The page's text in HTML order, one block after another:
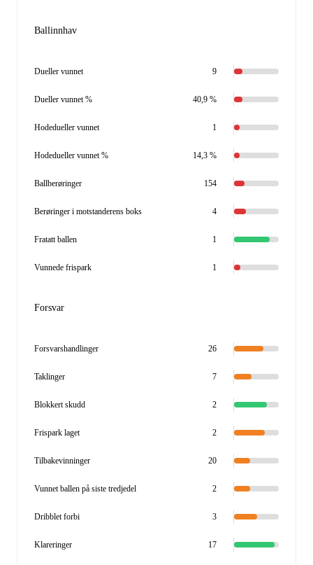
Ballinnhav
Dueller vunnet 9
Dueller vunnet % 40,9 %
Hodedueller vunnet 1
Hodedueller vunnet % 14,3 %
Ballberøringer 154
Berøringer i motstanderens boks 4
Fratatt ballen 1
Vunnede frispark 1
Forsvar
Forsvarshandlinger 26
Taklinger 7
Blokkert skudd 2
Frispark laget 2
Tilbakevinninger 20
Vunnet ballen på siste tredjedel 2
Dribblet forbi 3
Klareringer 17